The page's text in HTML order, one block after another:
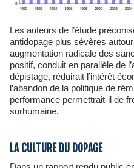
Les auteurs de l’étude préconisent alors la création de politiques
antidopage plus sévères
augmentation radicale des
positif, conduit en parallèle de
dépistage, réduirait l’intérêt
l’abandon de la politique de
performance permettrait-il de
surhumaine.
LA CULTURE DU DOPAGE